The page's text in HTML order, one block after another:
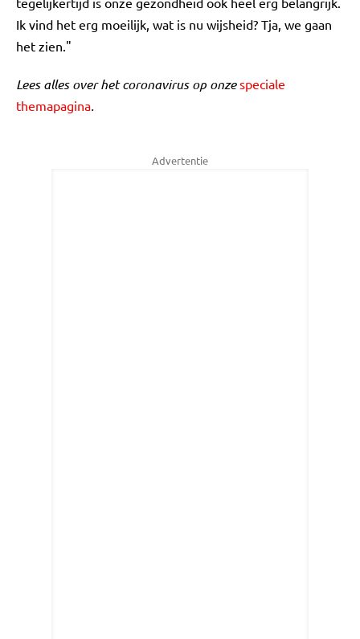
Ik vind het erg moeilijk, wat is nu wijsheid? Tja, we gaan
het zien."
Lees alles over het coronavirus op onzespeciale
themapagina.
Advertentie